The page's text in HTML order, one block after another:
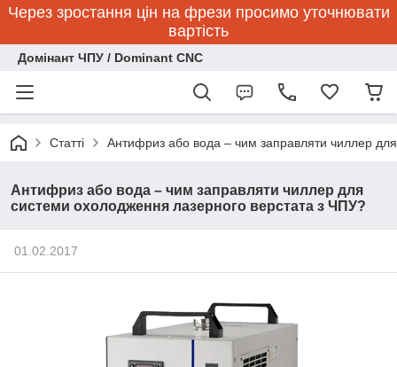
Через зростання цін на фрези просимо уточнювати
вартість
Домінант ЧПУ / Dominant CNC
Статті Антифриз або вода – чим заправляти чиллер
Антифриз або вода – чим заправляти чиллер для
системи охолодження лазерного верстата з ЧПУ?
01.02.2017